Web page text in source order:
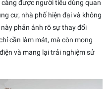
được người tiêu dùng quan
cư, nhà phố hiện đại và không
phản ánh rõ sự thay đổi
cần làm mát, mà còn mong
và mang lại trải nghiệm sử